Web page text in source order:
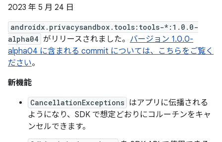
2023 年 5 月 24 日
androidx.privacysandbox.tools:tools-*:1.0.0-
alpha04 がリリースされました。 バージョン 1.0.0-
alpha04 に含まれる commit については、こちらをご覧く
ださい。
新機能
CancellationExceptions はアプリに伝播される
ようになり、SDK で想定どおりにコルーチンをキャ
ンセルできます。